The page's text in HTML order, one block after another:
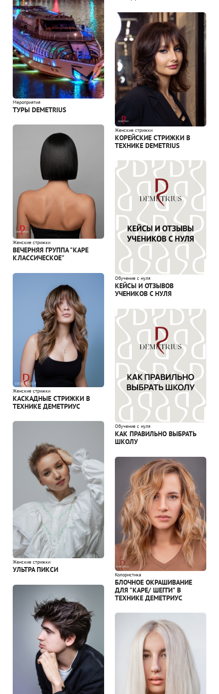
Мероприятия
ТУРЫ DEMETRIUS
Женские стрижки
КОРЕЙСКИЕ СТРИЖКИ В
ТЕХНИКЕ DEMETRIUS
Женские стрижки
ВЕЧЕРНЯЯ ГРУППА "КАРЕ
КЛАССИЧЕСКОЕ"
Обучение с нуля
КЕЙСЫ И ОТЗЫВОВ
УЧЕНИКОВ С НУЛЯ
Женские стрижки
КАСКАДНЫЕ СТРИЖКИ В
ТЕХНИКЕ ДЕМЕТРИУС
Обучение с нуля
КАК ПРАВИЛЬНО ВЫБРАТЬ
ШКОЛУ
Женские стрижки
УЛЬТРА ПИКСИ
Колористика
БЛОЧНОЕ ОКРАШИВАНИЕ
ДЛЯ "КАРЕ/ ШЕГГИ" В
ТЕХНИКЕ ДЕМЕТРИУС